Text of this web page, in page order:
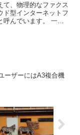
て、物理的なファクス
ド型インターネットフ
んでいます。 一般
ーザーにはA3複合機